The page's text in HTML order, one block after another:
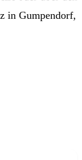
in Gumpendorf,